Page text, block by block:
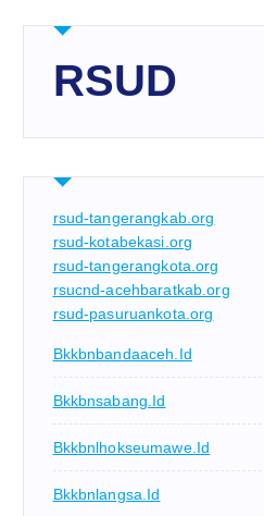
RSUD
rsud-tangerangkab.org
rsud-kotabekasi.org
rsud-tangerangkota.org
rsucnd-acehbaratkab.org
rsud-pasuruankota.org
Bkkbnbandaaceh.id
Bkkbnsabang.id
Bkkbnlhokseumawe.id
Bkkbnlangsa.id